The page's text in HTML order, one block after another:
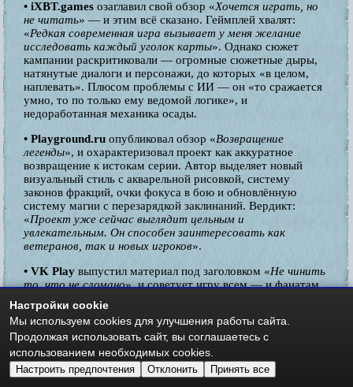
• iXBT.games озаглавил свой обзор «Хочется играть, но
не читать» — и этим всё сказано. Геймплей хвалят:
«Редкая современная игра вызывает у меня желание
исследовать каждый уголок карты». Однако сюжет
кампании раскритиковали — огромные сюжетные дыры,
натянутые диалоги и персонажи, до которых «в целом,
наплевать». Плюсом проблемы с ИИ — он «то сражается
умно, то по только ему ведомой логике», и
недоработанная механика осады.
• Playground.ru опубликовал обзор «Возвращение
легенды», и охарактеризовал проект как аккуратное
возвращение к истокам серии. Автор выделяет новый
визуальный стиль с акварельной рисовкой, систему
законов фракций, очки фокуса в бою и обновлённую
систему магии с перезарядкой заклинаний. Вердикт:
«Проект уже сейчас выглядит цельным и
увлекательным. Он способен заинтересовать как
ветеранов, так и новых игроков».
• VK Play выпустил материал под заголовком «Не чинить
то, что не сломано», и советует игру всем — и фанатам,
примерно всё делает хорошо: грамотно бросает вызов,
удивляет и увлекает — да так, что заставляет
прилипнуть к экрану».
• StopGameдал более сдержанную оценку, указав на
мультяшный визуальный стиль, напоминающий
Настройки cookie
Мы используем cookies для улучшения работы сайта.
Продолжая использовать сайт, вы соглашаетесь с
использованием необходимых cookies.
Настроить предпочтения
Отклонить Принять все